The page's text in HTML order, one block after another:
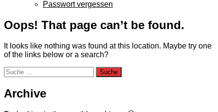
Passwort vergessen
Oops! That page can’t be found.
It looks like nothing was found at this location. Maybe try one
of the links below or a search?
Suche
nach:
Archive